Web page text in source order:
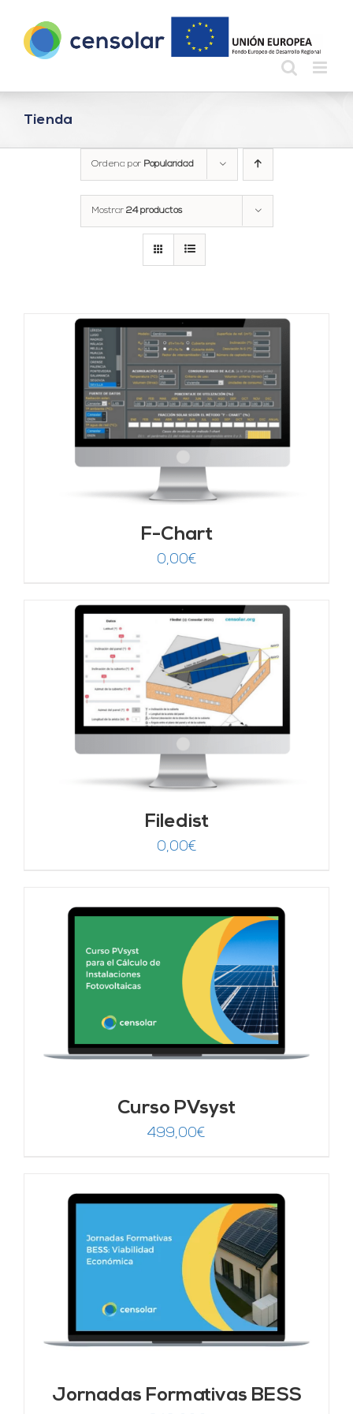
contenido
Tienda
Ordena por Popularidad
Mostrar 24 productos
F-Chart
0,00€
Filedist
0,00€
Curso PVsyst
499,00€
Jornadas Formativas BESS